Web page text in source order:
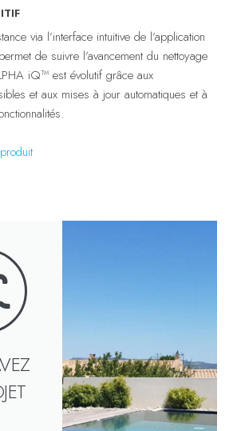
via l’interface intuitive de l’application
de suivre l’avancement du nettoyage
iQ™ est évolutif grâce aux
et aux mises à jour automatiques et à